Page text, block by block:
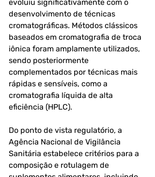
evoluiu significativamente com o
desenvolvimento de técnicas
cromatográficas. Métodos clássicos
baseados em cromatografia de troca
iônica foram amplamente utilizados,
sendo posteriormente
complementados por técnicas mais
rápidas e sensíveis, como a
cromatografia líquida de alta
eficiência (HPLC).
Do ponto de vista regulatório, a
Agência Nacional de Vigilância
Sanitária estabelece critérios para a
composição e rotulagem de